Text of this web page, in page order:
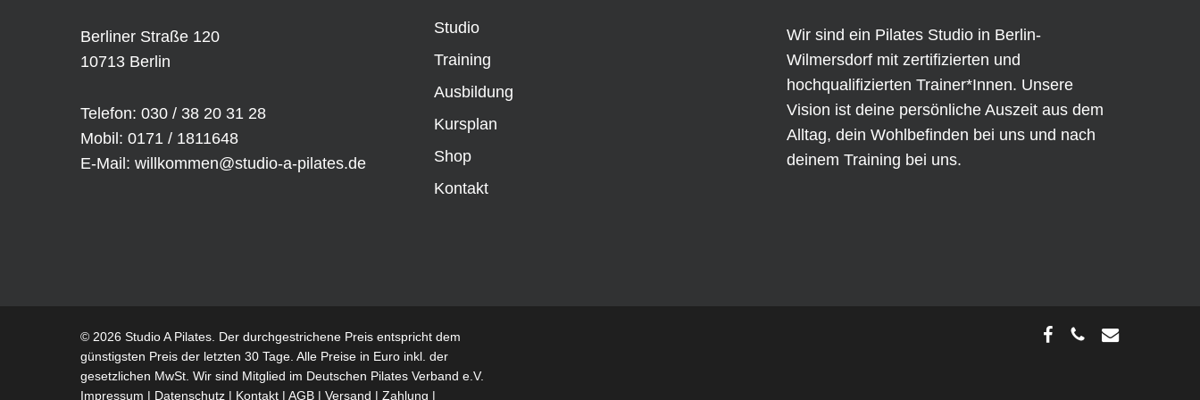
Berliner Straße 120
10713 Berlin
Telefon: 030 / 38 20 31 28
Mobil: 0171 / 1811648
E-Mail: willkommen@studio-a-pilates.de
Studio
Training
Ausbildung
Kursplan
Shop
Kontakt
Wir sind ein Pilates Studio in Berlin-
Wilmersdorf mit zertifizierten und
hochqualifizierten Trainer*Innen. Unsere
Vision ist deine persönliche Auszeit aus dem
Alltag, dein Wohlbefinden bei uns und nach
deinem Training bei uns.
© 2026 Studio A Pilates. Der durchgestrichene Preis entspricht dem
günstigsten Preis der letzten 30 Tage. Alle Preise in Euro inkl. der
gesetzlichen MwSt. Wir sind Mitglied im Deutschen Pilates Verband e.V.
Impressum | Datenschutz | Kontakt | AGB | Versand | Zahlung |
facebookphoneemail